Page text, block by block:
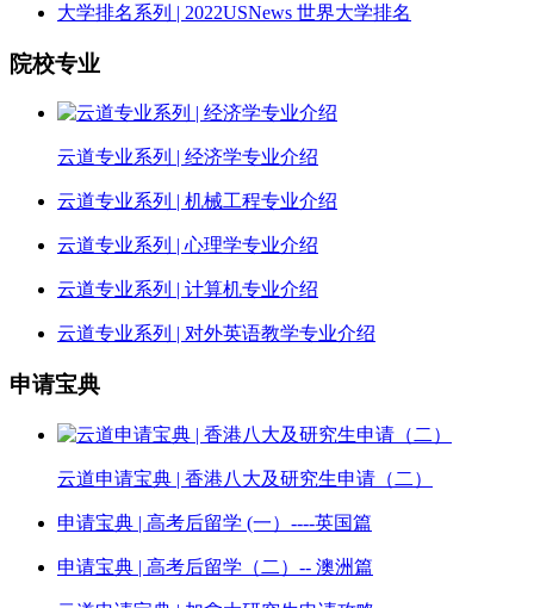
大学排名系列 | 2022USNews 世界大学排名
院校专业
云道专业系列 | 经济学专业介绍
云道专业系列 | 机械工程专业介绍
云道专业系列 | 心理学专业介绍
云道专业系列 | 计算机专业介绍
云道专业系列 | 对外英语教学专业介绍
申请宝典
云道申请宝典 | 香港八大及研究生申请（二）
申请宝典 | 高考后留学 (一）----英国篇
申请宝典 | 高考后留学（二）-- 澳洲篇